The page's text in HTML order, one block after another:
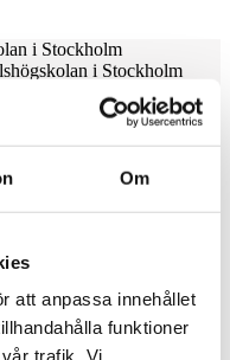
Om
att anpassa innehållet
funktioner
trafik. Vi
tradition med funktion.
fönster är aulan
för kunskap. Tengbom
Här ville han landa en
framtidens ledare.
granit